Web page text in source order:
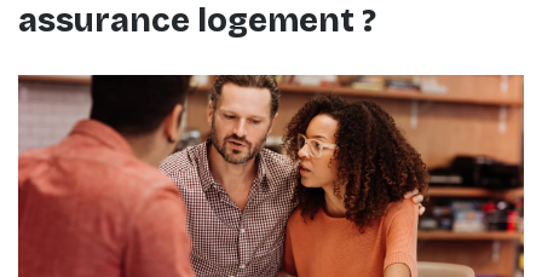
assurance logement ?